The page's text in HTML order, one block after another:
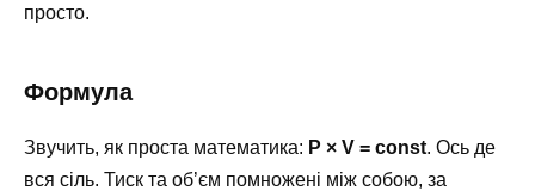
просто.
Формула
Звучить, як проста математика: P × V = const. Ось де
вся сіль. Тиск та об’єм помножені між собою, за